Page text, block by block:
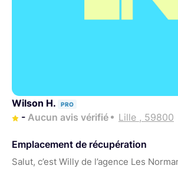
Wilson H. PRO
- Aucun avis vérifié Lille , 59800
Emplacement de récupération
Salut, c’est Willy de l’agence Les